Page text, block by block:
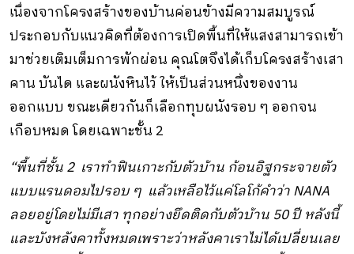
เนื่องจากโครงสร้างของบ้านค่อนข้างมีความสมบูรณ์
ประกอบกับแนวคิดที่ต้องการเปิดพื้นที่ให้แสงสามารถเข้า
มาช่วยเติมเต็มการพักผ่อน คุณโตจึงได้เก็บโครงสร้างเสา
คาน บันได และผนังหินไว้ ให้เป็นส่วนหนึ่งของงาน
ออกแบบ ขณะเดียวกันก็เลือกทุบผนังรอบ ๆ ออกจน
เกือบหมด โดยเฉพาะชั้น 2
“พื้นที่ชั้น 2 เราทำฟินเกาะกับตัวบ้าน ก้อนอิฐกระจายตัว
แบบแรนดอมไปรอบ ๆ แล้วเหลือไว้แค่โลโก้คำว่า NANA
ลอยอยู่โดยไม่มีเสา ทุกอย่างยึดติดกับตัวบ้าน 50 ปี หลังนี้
และบังหลังคาทั้งหมดเพราะว่าหลังคาเราไม่ได้เปลี่ยนเลย